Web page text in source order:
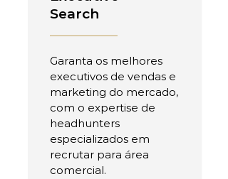
Search
Garanta os melhores
executivos de vendas e
marketing do mercado,
com o expertise de
headhunters
especializados em
recrutar para área
comercial.